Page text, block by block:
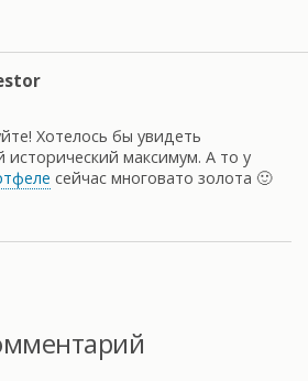
Хотелось бы увидеть
исторический максимум. А то у
сейчас многовато золота 🙂